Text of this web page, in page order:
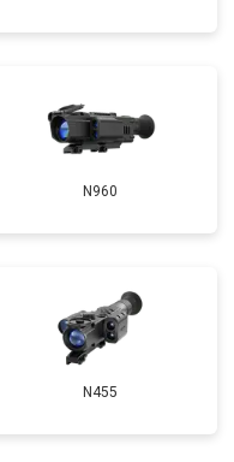
N960
N455